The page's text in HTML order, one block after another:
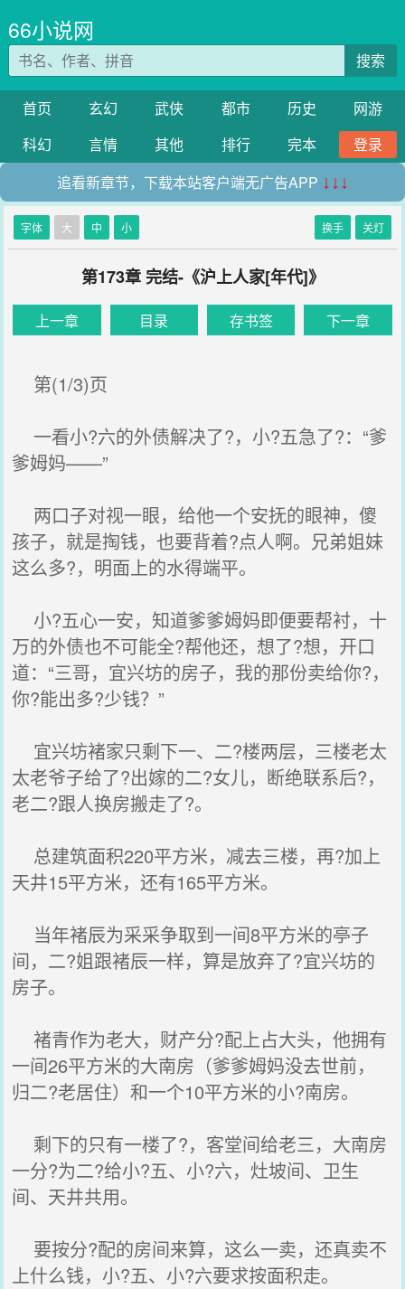
66小说网
搜索
首页 玄幻 武侠 都市 历史
网游
科幻
言情 其他 排行 完本
登录
追看新章节，下载本站客户端无广告APP ↓↓↓
字体 大 中 小 换手 关灯
第173章 完结-《沪上人家[年代]》
上一章 目录 存书签 下一章
第(1/3)页
一看小?六的外债解决了?，小?五急了?：“爹
爹姆妈——”
两口子对视一眼，给他一个安抚的眼神，傻
孩子，就是掏钱，也要背着?点人啊。兄弟姐妹
这么多?，明面上的水得端平。
小?五心一安，知道爹爹姆妈即便要帮衬，十
万的外债也不可能全?帮他还，想了?想，开口
道：“三哥，宜兴坊的房子，我的那份卖给你?，
你?能出多?少钱？”
宜兴坊褚家只剩下一、二?楼两层，三楼老太
太老爷子给了?出嫁的二?女儿，断绝联系后?，
老二?跟人换房搬走了?。
总建筑面积220平方米，减去三楼，再?加上
天井15平方米，还有165平方米。
当年褚辰为采采争取到一间8平方米的亭子
间，二?姐跟褚辰一样，算是放弃了?宜兴坊的
房子。
褚青作为老大，财产分?配上占大头，他拥有
一间26平方米的大南房（爹爹姆妈没去世前，
归二?老居住）和一个10平方米的小?南房。
剩下的只有一楼了?，客堂间给老三，大南房
一分?为二?给小?五、小?六，灶坡间、卫生
间、天井共用。
要按分?配的房间来算，这么一卖，还真卖不
上什么钱，小?五、小?六要求按面积走。